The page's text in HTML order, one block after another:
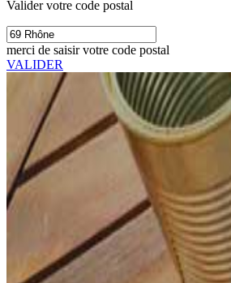
Valider votre code postal
merci de saisir votre code postal
VALIDER